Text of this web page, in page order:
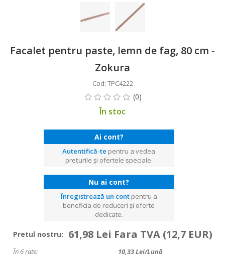
Facalet pentru paste, lemn de fag, 80 cm -
Zokura
Cod: TPC4222
În stoc
Ai cont?
Autentifică-te pentru a vedea
prețurile și ofertele speciale.
Nu ai cont?
Înregistrează un contpentru a
beneficia de reduceri și oferte
dedicate.
Pretul nostru: 61,98 Lei Fara TVA (12,7 EUR)
În 6 rate: 10,33Lei/lună